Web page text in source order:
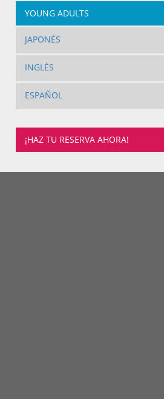
YOUNG ADULTS
JAPONÉS
INGLÉS
ESPAÑOL
¡HAZ TU RESERVA AHORA!